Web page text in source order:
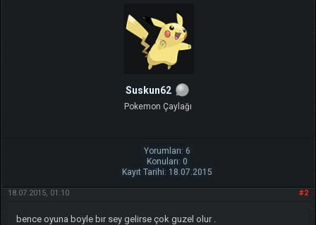
Suskun62
Pokemon Çaylağı
Yorumları: 6
Konuları: 0
Kayıt Tarihi: 18.07.2015
#2
18.07.2015, 01:10
bence oyuna boyle bır sey gelirse çok guzel olur .